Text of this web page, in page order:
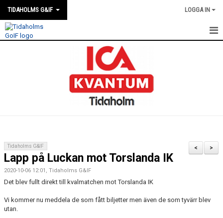
TIDAHOLMS G&IF LOGGA IN
FÖRENINGEN
SOUVENIRER
GAMLA GIFFS TORSDAGSTRÄFFAR
>
<
Tidaholms G&IF
Lapp på Luckan mot Torslanda IK
2020-10-06 12:01, Tidaholms G&IF
Det blev fullt direkt till kvalmatchen mot Torslanda IK
Vi kommer nu meddela de som fått biljetter men även de som tyvärr blev
utan.